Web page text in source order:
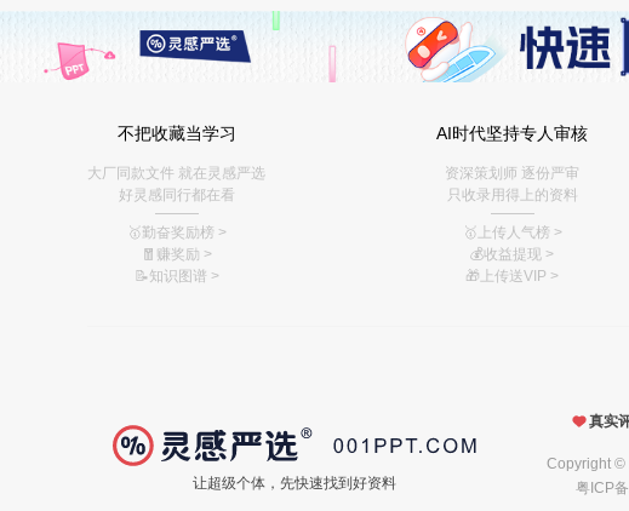
不把收藏当学习
大厂同款文件 就在灵感严选
好灵感同行都在看
———
🥇勤奋奖励榜 >
🧧赚奖励 >
📝知识图谱 >
AI时代坚持专人审核
资深策划师 逐份严审
只收录用得上的资料
———
🥇上传人气榜 >
💰收益提现 >
🎁上传送VIP >
让超级个体，先快速找到好资料
真实
Copyright ©
粤ICP